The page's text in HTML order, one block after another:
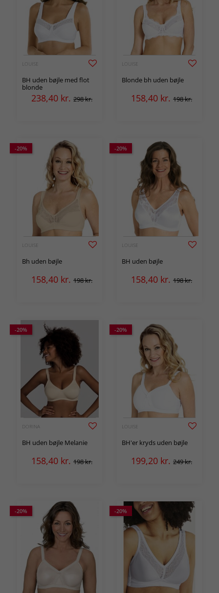
LOUISE
BH uden bøjle med flot
blonde
238,40 kr. 298 kr.
LOUISE
Blonde bh uden bøjle
158,40 kr. 198 kr.
-20%
LOUISE
Bh uden bøjle
158,40 kr. 198 kr.
-20%
LOUISE
BH uden bøjle
158,40 kr. 198 kr.
-20%
DORINA
BH uden bøjle Melanie
158,40 kr. 198 kr.
-20%
LOUISE
BH'er kryds uden bøjle
199,20 kr. 249 kr.
-20% -20%